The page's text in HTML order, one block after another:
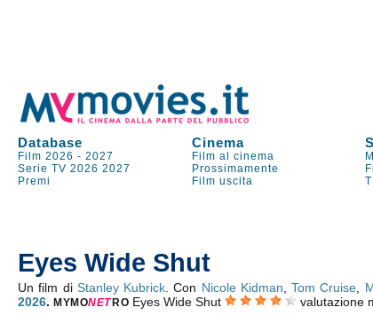
Database Cinema
Film 2026 -2027 Film al cinema
Serie TV 2026 2027 Prossimamente
Premi
Film uscita
Eyes Wide Shut
Un film di Stanley Kubrick . Con Nicole Kidman ,Tom Cruise
2026.MYMONET RO Eyes Wide Shut valutazione